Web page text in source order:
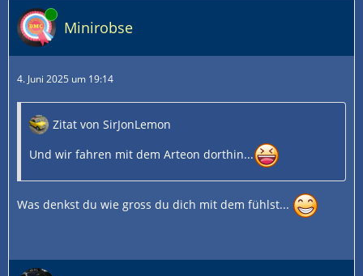
Online
Minirobse
4. Juni 2025 um 19:14
Zitat von SirJonLemon
Und wir fahren mit dem Arteon dorthin...
Was denkst du wie gross du dich mit dem fühlst...